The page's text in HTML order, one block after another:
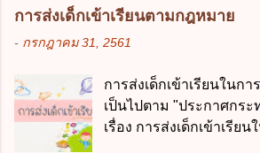
ถิ่น ค. มีเหตุจำเป็นหรือเ
ปานกลางที่คณะรัฐมนตรี
ประกอบการพิจารณาในเ
ข้อใด ก. การจัดเก็บหรือห
หนึ่ง เพื่อใช้สร้างระบบต่
พัฒนารัฐบาลดิจิทัล (องค์
การบริหารงานภาครัฐแล
ดังต่อไปนี้ ยกเว้น ข้อใด ก
ดิจิทัลอย่างคุ้มค่าและเต็
โครงสร้างพื้นฐานด้านดิ
การส่งเด็กเข้าเรียนตามกฎหมาย
- กรกฎาคม 31, 2561
การส่งเด็กเข้าเรียนในก
เป็นไปตาม "ประกาศกระ
เรื่อง การส่งเด็กเข้าเรีย